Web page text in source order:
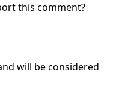
this comment?
will be considered